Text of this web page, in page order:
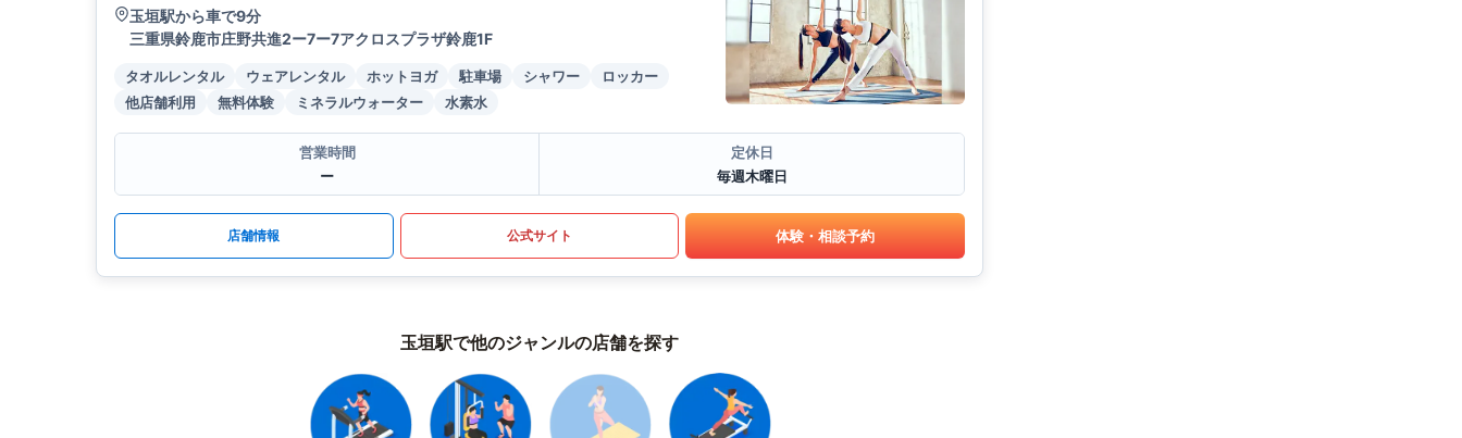
玉垣駅から車で9分
三重県鈴鹿市庄野共進2ー7ー7アクロスプラザ鈴鹿1F
タオルレンタル ウェアレンタル ホットヨガ 駐車場 シャワー
ロッカー
他店舗利用
無料体験 ミネラルウォーター 水素水
営業時間
ー
定休日
毎週木曜日
店舗情報 公式サイト 体験・相談予約
玉垣駅で他のジャンルの店舗を探す